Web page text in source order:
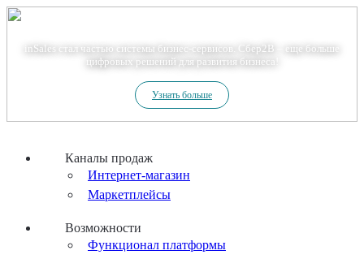
inSales стал частью системы бизнес-сервисов. Сбер2В – еще больше
цифровых решений для развития бизнеса!
Узнать больше
Каналы продаж
Интернет-магазин
Маркетплейсы
Возможности
Функционал платформы